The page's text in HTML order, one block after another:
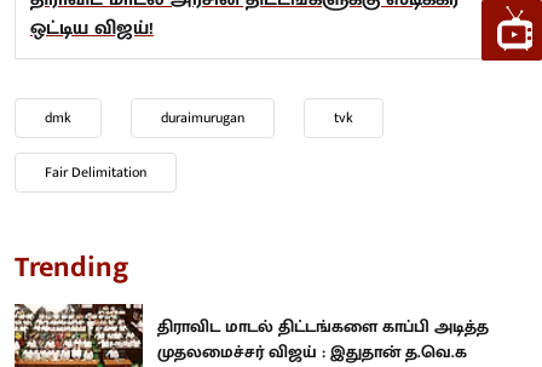
ஒட்டிய விஜய்!
dmk duraimurugan tvk
Fair Delimitation
Trending
திராவிட மாடல் திட்டங்களை காப்பி அடித்த
முதலமைச்சர் விஜய் : இதுதான் த.வெ.க